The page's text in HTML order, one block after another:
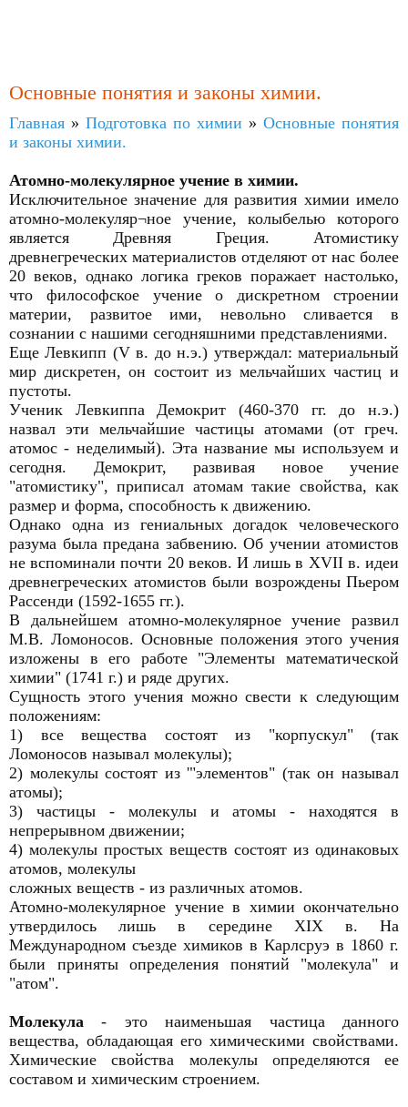
Основные понятия и законы химии.
Главная » Подготовка по химии » Основные понятия
и законы химии.
Атомно-молекулярное учение в химии.
Исключительное значение для развития химии имело
атомно-молекуляр¬ное учение, колыбелью которого
является Древняя Греция. Атомистику
древнегреческих материалистов отделяют от нас более
20 веков, однако логика греков поражает настолько,
что философское учение о дискретном строении
материи, развитое ими, невольно сливается в
сознании с нашими сегодняшними представлениями.
Еще Левкипп (V в. до н.э.) утверждал: материальный
мир дискретен, он состоит из мельчайших частиц и
пустоты.
Ученик Левкиппа Демокрит (460-370 гг. до н.э.)
назвал эти мельчайшие частицы атомами (от греч.
атомос - неделимый). Эта название мы используем и
сегодня. Демокрит, развивая новое учение
"атомистику", приписал атомам такие свойства, как
размер и форма, способность к движению.
Однако одна из гениальных догадок человеческого
разума была предана забвению. Об учении атомистов
не вспоминали почти 20 веков. И лишь в XVII в. идеи
древнегреческих атомистов были возрождены Пьером
Рассенди (1592-1655 гг.).
В дальнейшем атомно-молекулярное учение развил
М.В. Ломоносов. Основные положения этого учения
изложены в его работе "Элементы математической
химии" (1741 г.) и ряде других.
Сущность этого учения можно свести к следующим
положениям:
1) все вещества состоят из "корпускул" (так
Ломоносов называл молекулы);
2) молекулы состоят из '"элементов" (так он называл
атомы);
3) частицы - молекулы и атомы - находятся в
непрерывном движении;
4) молекулы простых веществ состоят из одинаковых
атомов, молекулы
сложных веществ - из различных атомов.
Атомно-молекулярное учение в химии окончательно
утвердилось лишь в середине XIX в. На
Международном съезде химиков в Карлсруэ в 1860 г.
были приняты определения понятий "молекула" и
"атом".
Молекула - это наименьшая частица данного
вещества, обладающая его химическими свойствами.
Химические свойства молекулы определяются ее
составом и химическим строением.